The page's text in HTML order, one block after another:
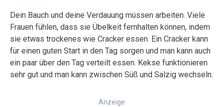
Dein Bauch und deine Verdauung müssen arbeiten. Viele
Frauen fühlen, dass sie Übelkeit fernhalten können, indem
sie etwas trockenes wie Cracker essen. Ein Cracker kann
für einen guten Start in den Tag sorgen und man kann auch
ein paar über den Tag verteilt essen. Kekse funktionieren
sehr gut und man kann zwischen Süß und Salzig wechseln.
Anzeige